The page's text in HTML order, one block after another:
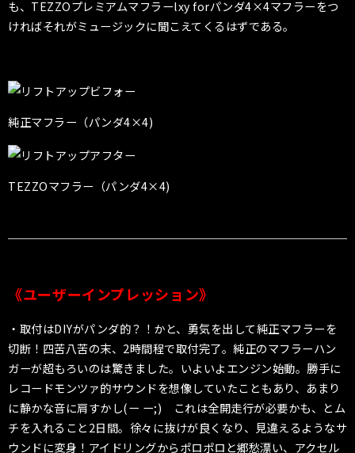
も、TEZZOプレミアムマフラーlxy forパンダ4×4マフラーをつ
ければそれがミュージックに聞こえてくるはずである。
純正マフラー（パンダ4×4)
TEZZOマフラー（パンダ4×4)
《ユーザーインプレッション》
・取付はDIYがパンダ的？！かと、勇気を出して純正マフラーを
切断！四苦八苦の末、2時間程で取付完了。純正のマフラーハン
ガーが超もろいのは驚きました。いよいよエンジン始動。勝手に
レコードモンツァ的サウンドを想像していたこともあり、あまり
に静かな音に肩すかし(ー ー;) これは全開走行が必要かも、とム
チを入れること2日間。徐々に抜けが良くなり、見違えるようなサ
ウンドに変身！アイドリングからポロポロと郷愁漂い、アクセル